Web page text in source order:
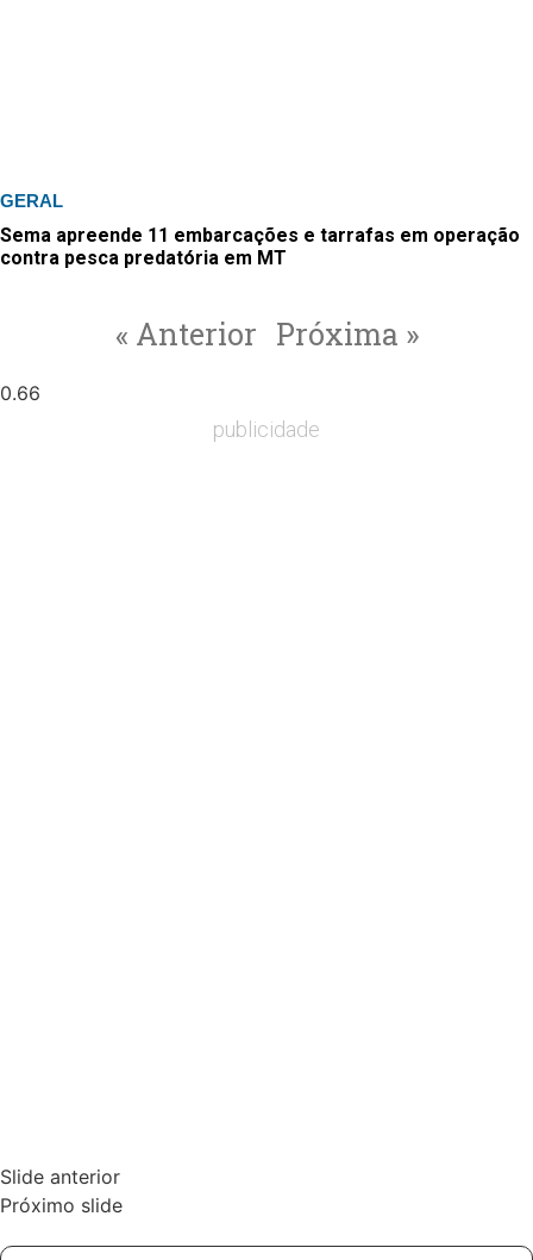
GERAL
Sema apreende 11 embarcações e tarrafas em operação
contra pesca predatória em MT
« Anterior Próxima »
publicidade
Slide anterior
Próximo slide